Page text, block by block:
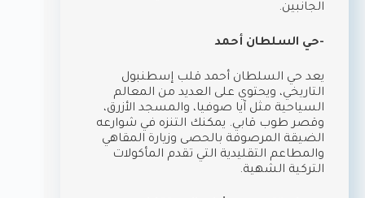
الجانبين.
-حي السلطان أحمد
يعد حي السلطان أحمد قلب إسطنبول
التاريخي، ويحتوي على العديد من المعالم
السياحية مثل آيا صوفيا، والمسجد الأزرق،
وقصر طوب قابي. يمكنك التنزه في شوارعه
الضيقة المرصوفة بالحصى وزيارة المقاهي
والمطاعم التقليدية التي تقدم المأكولات
التركية الشهية.